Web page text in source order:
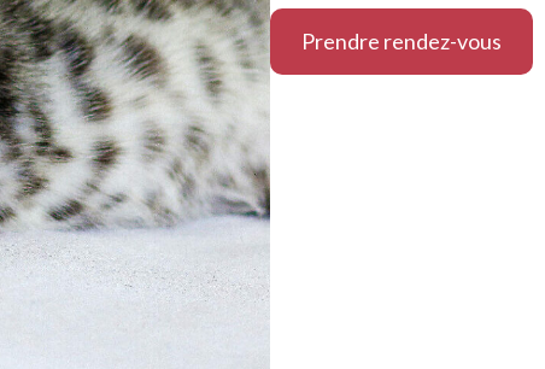
Prendre rendez-vous